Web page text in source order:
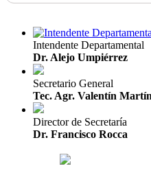
Intendente Departamental
Dr. Alejo Umpiérrez
Secretario General
Tec. Agr. Valentín
Director de Secretaría
Dr. Francisco Rocca